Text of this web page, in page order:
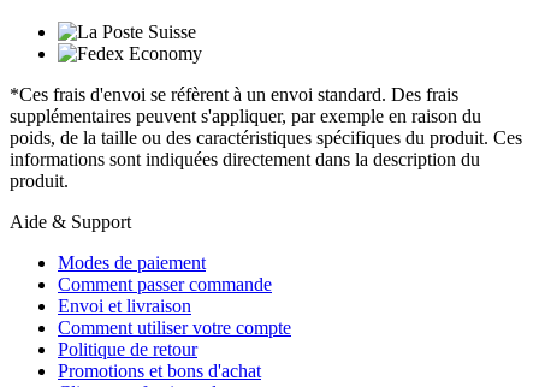
*Ces frais d'envoi se réfèrent à un envoi standard. Des frais
supplémentaires peuvent s'appliquer, par exemple en raison du
poids, de la taille ou des caractéristiques spécifiques du produit. Ces
informations sont indiquées directement dans la description du
produit.
Aide & Support
Modes de paiement
Comment passer commande
Envoi et livraison
Comment utiliser votre compte
Politique de retour
Promotions et bons d'achat